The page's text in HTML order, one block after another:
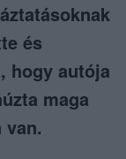
és
hogy autója
maga